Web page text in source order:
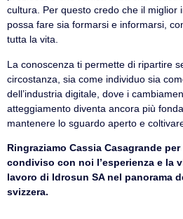
cultura. Per questo credo che il miglior
possa fare sia formarsi e informarsi,
tutta la vita.
La conoscenza ti permette di ripartire
circostanza, sia come individuo sia
dell’industria digitale, dove i
atteggiamento diventa ancora più
mantenere lo sguardo aperto e
Ringraziamo Cassia Casagrande
condiviso con noi l’esperienza e la
lavoro di Idrosun SA nel panorama
svizzera.